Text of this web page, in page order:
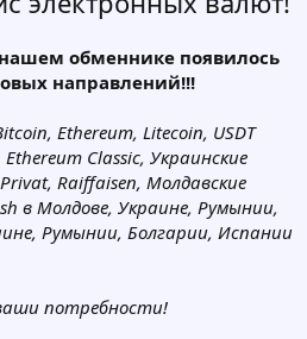
обменнике появилось
направлений!!!
Ethereum, Litecoin, USDT
Classic, Украинские
Raiffaisen, Молдавские
в Молдове, Украине, Румынии,
Румынии, Болгарии, Испании
потребности!